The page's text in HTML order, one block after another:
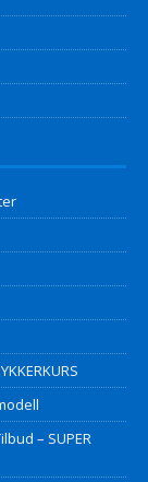
– SUPER